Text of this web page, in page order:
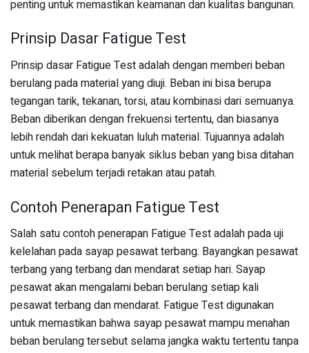
penting untuk memastikan keamanan dan kualitas bangunan.
Prinsip Dasar Fatigue Test
Prinsip dasar Fatigue Test adalah dengan memberi beban
berulang pada material yang diuji. Beban ini bisa berupa
tegangan tarik, tekanan, torsi, atau kombinasi dari semuanya.
Beban diberikan dengan frekuensi tertentu, dan biasanya
lebih rendah dari kekuatan luluh material. Tujuannya adalah
untuk melihat berapa banyak siklus beban yang bisa ditahan
material sebelum terjadi retakan atau patah.
Contoh Penerapan Fatigue Test
Salah satu contoh penerapan Fatigue Test adalah pada uji
kelelahan pada sayap pesawat terbang. Bayangkan pesawat
terbang yang terbang dan mendarat setiap hari. Sayap
pesawat akan mengalami beban berulang setiap kali
pesawat terbang dan mendarat. Fatigue Test digunakan
untuk memastikan bahwa sayap pesawat mampu menahan
beban berulang tersebut selama jangka waktu tertentu tanpa